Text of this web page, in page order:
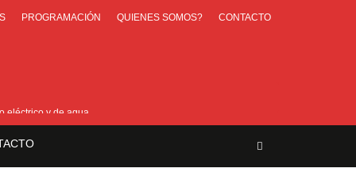
PROGRAMACIÓN QUIENES SOMOS? CONTACTO
eléctrico y de agua